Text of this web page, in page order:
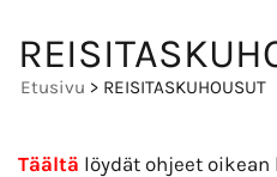
Etusivu > REISITASKUHOUSUT
Täältä löydät ohjeet